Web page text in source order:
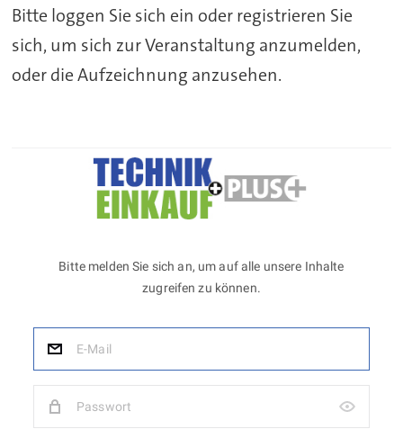
Bitte loggen Sie sich ein oder registrieren Sie
sich, um sich zur Veranstaltung anzumelden,
oder die Aufzeichnung anzusehen.